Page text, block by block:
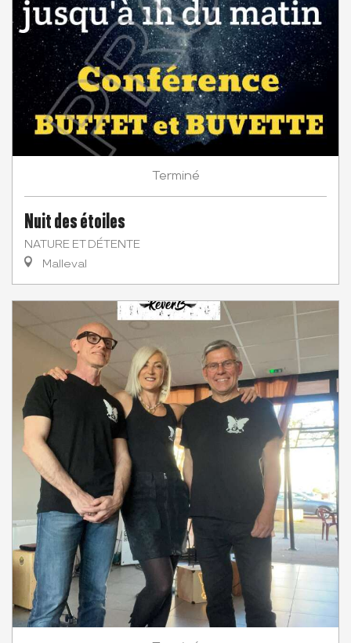
Terminé
Nuit des étoiles
NATURE ET DÉTENTE
Malleval